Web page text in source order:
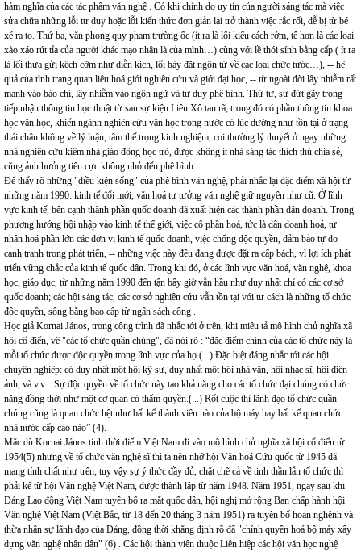
hàm nghĩa của các tác phẩm văn nghệ . Có khi chính do uy tín của người sáng tác mà việc
sửa chữa những lỗi tư duy hoặc lỗi kiến thức đơn giản lại trở thành việc rắc rối, dễ bị từ bé
xé ra to. Thứ ba, văn phong quy phạm trường ốc (ít ra là lối kiểu cách rởm, tệ hơn là các loại
xào xáo rút tỉa của người khác mạo nhận là của mình…) cùng với lề thói sính bằng cấp ( ít ra
là lối thưa gửi kệch cỡm như diễn kịch, lối bày đặt ngôn từ về các loại chức tước…), -- hệ
quả của tình trạng quan liêu hoá giới nghiên cứu và giới đại học, -- từ ngoài đời lây nhiễm rất
mạnh vào báo chí, lây nhiễm vào ngôn ngữ và tư duy phê bình. Thứ tư, sự đứt gãy trong
tiếp nhận thông tin học thuật từ sau sự kiện Liên Xô tan rã, trong đó có phần thông tin khoa
học văn học, khiến ngành nghiên cứu văn học trong nước có lúc dường như tồn tại ở trạng
thái chân không về lý luận; tâm thế trọng kinh nghiệm, coi thường lý thuyết ở ngay những
nhà nghiên cứu kiêm nhà giáo đông học trò, được không ít nhà sáng tác thích thú chia sẻ,
cũng ảnh hưởng tiêu cực không nhỏ đến phê bình.
Để thấy rõ những "điều kiện sống" của phê bình văn nghệ, phải nhắc lại đặc điểm xã hội từ
những năm 1990: kinh tế đổi mới, văn hoá tư tưởng văn nghệ giữ nguyên như cũ. Ở lĩnh
vực kinh tế, bên cạnh thành phần quốc doanh đã xuất hiện các thành phần dân doanh. Trong
phương hướng hội nhập vào kinh tế thế giới, việc cổ phần hoá, tức là dân doanh hoá, tư
nhân hoá phần lớn các đơn vị kinh tế quốc doanh, việc chống độc quyền, đảm bảo tự do
cạnh tranh trong phát triển, -- những việc này đều đang được đặt ra cấp bách, vì lợi ích phát
triển vững chắc của kinh tế quốc dân. Trong khi đó, ở các lĩnh vực văn hoá, văn nghệ, khoa
học, giáo dục, từ những năm 1990 đến tận bây giờ vẫn hầu như duy nhất chỉ có các cơ sở
quốc doanh; các hội sáng tác, các cơ sở nghiên cứu vẫn tồn tại với tư cách là những tổ chức
độc quyền, sống bằng bao cấp từ ngân sách công .
Học giả Kornai János, trong công trình đã nhắc tới ở trên, khi miêu tả mô hình chủ nghĩa xã
hội cổ điển, về "các tổ chức quần chúng", đã nói rõ : “đặc điểm chính của các tổ chức này là
mỗi tổ chức được độc quyền trong lĩnh vực của họ (...) Đặc biệt đáng nhắc tới các hội
chuyên nghiệp: có duy nhất một hội kỹ sư, duy nhất một hội nhà văn, hội nhạc sĩ, hội điện
ảnh, và v.v... Sự độc quyền về tổ chức này tạo khả năng cho các tổ chức đại chúng có chức
năng đồng thời như một cơ quan có thẩm quyền.(...) Rốt cuộc thì lãnh đạo tổ chức quần
chúng cũng là quan chức hệt như bất kể thành viên nào của bộ máy hay bất kể quan chức
nhà nước cấp cao nào” (4).
Mặc dù Kornai János tính thời điểm Việt Nam đi vào mô hình chủ nghĩa xã hội cổ điển từ
1954(5) nhưng về tổ chức văn nghệ sĩ thì ta nên nhớ hội Văn hoá Cứu quốc từ 1945 đã
mang tính chất như trên; tuy vậy sự ý thức đầy đủ, chặt chẽ cả về tinh thần lẫn tổ chức thì
phải kể từ hội Văn nghệ Việt Nam, được thành lập từ năm 1948. Năm 1951, ngay sau khi
Đảng Lao động Việt Nam tuyên bố ra mắt quốc dân, hội nghị mở rộng Ban chấp hành hội
Văn nghệ Việt Nam (Việt Bắc, từ 18 đến 20 tháng 3 năm 1951) ra tuyên bố hoan nghênh và
thừa nhận sự lãnh đạo của Đảng, đồng thời khẳng định rõ đã "chính quyền hoá bộ máy xây
dựng văn nghệ nhân dân" (6) . Các hội thành viên thuộc Liên hiệp các hội văn học nghệ